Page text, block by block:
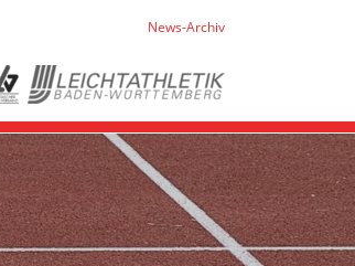
News-Archiv